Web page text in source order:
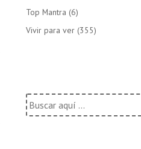
Top Mantra (6)
Vivir para ver (355)
Buscar
por: